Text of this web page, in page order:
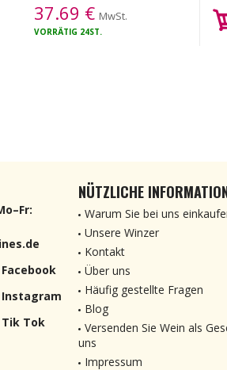
37.69 € MwSt.
VORRÄTIG 24ST.
Instagram
Tik Tok
NÜTZLICHE
Warum Sie bei uns
Unsere Winzer
Kontakt
Über uns
Häufig gestellte Fragen
Blog
Versenden Sie Wein als
uns
Impressum